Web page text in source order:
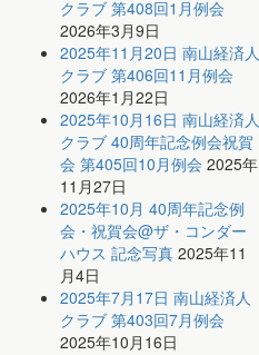
クラブ 第408回1月例会
2026年3月9日
2025年11月20日 南山経済人
クラブ 第406回11月例会
2026年1月22日
2025年10月16日 南山経済人
クラブ 40周年記念例会祝賀
会 第405回10月例会 2025年
11月27日
2025年10月 40周年記念例
会・祝賀会@ザ・コンダー
ハウス 記念写真 2025年11
月4日
2025年7月17日 南山経済人
クラブ 第403回7月例会
2025年10月16日